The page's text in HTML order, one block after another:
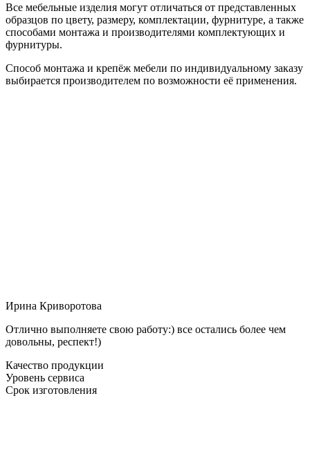
Все мебельные изделия могут отличаться от представленных
образцов по цвету, размеру, комплектации, фурнитуре, а также
способами монтажа и производителями комплектующих и
фурнитуры.
Способ монтажа и крепёж мебели по индивидуальному заказу
выбирается производителем по возможности её применения.
Ирина Криворотова
Отлично выполняете свою работу:) все остались более чем
довольны, респект!)
Качество продукции
Уровень сервиса
Срок изготовления